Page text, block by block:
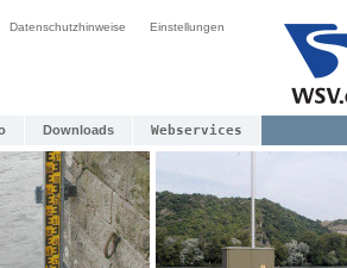
Datenschutzhinweise Einstellungen
Downloads Webservices